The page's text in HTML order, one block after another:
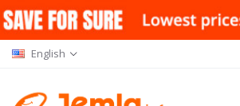
English